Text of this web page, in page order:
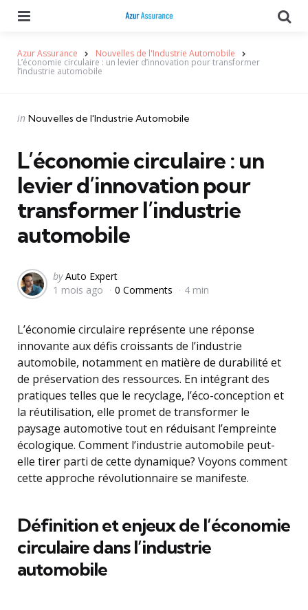
Azur Assurance Nouvelles de l'Industrie Automobile
L’économie circulaire : un levier d’innovation pour transformer
l’industrie automobile
Categories
Posted
in Nouvelles de l'Industrie Automobile
L’économie circulaire : un
levier d’innovation pour
transformer l’industrie
automobile
Posted
by
by Auto Expert
1 mois ago
0 Comments 4 min
L’économie circulaire représente une réponse
innovante aux défis croissants de l’industrie
automobile, notamment en matière de durabilité et
de préservation des ressources. En intégrant des
pratiques telles que le recyclage, l’éco-conception et
la réutilisation, elle promet de transformer le
paysage automotive tout en réduisant l’empreinte
écologique. Comment l’industrie automobile peut-
elle tirer parti de cette dynamique? Voyons comment
cette approche révolutionnaire se manifeste.
Définition et enjeux de l’économie
circulaire dans l’industrie
automobile